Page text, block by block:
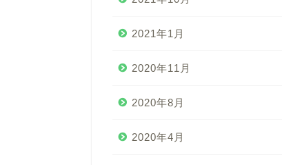
2021年1月
2020年11月
2020年8月
2020年4月